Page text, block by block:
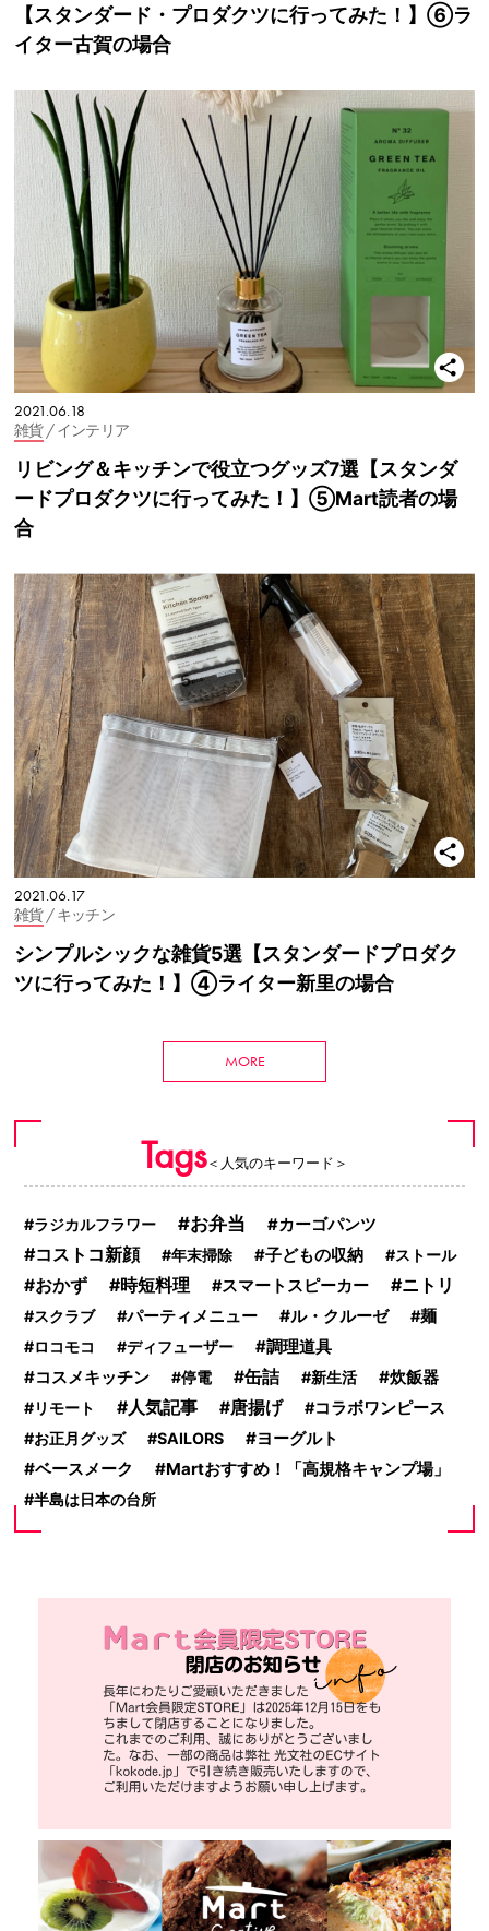
【スタンダード・プロダクツに行ってみた！】⑥ラ
イター古賀の場合
2021.06.18
雑貨/ インテリア
リビング＆キッチンで役立つグッズ7選【スタンダ
ードプロダクツに行ってみた！】⑤Mart読者の場
合
2021.06.17
雑貨/ キッチン
シンプルシックな雑貨5選【スタンダードプロダク
ツに行ってみた！】④ライター新里の場合
MORE
Tags＜人気のキーワード＞
ラジカルフラワー お弁当 カーゴパンツ
コストコ新顔 年末掃除 子どもの収納 ストール
おかず 時短料理 スマートスピーカー ニトリ
スクラブ パーティメニュー ル・クルーゼ 麺
ロコモコ ディフューザー
調理道具
コスメキッチン
停電 缶詰 新生活 炊飯器
リモート 人気記事 唐揚げ コラボワンピース
お正月グッズ SAILORS
ヨーグルト
ベースメーク
Martおすすめ！「高規格キャンプ場」
半島は日本の台所